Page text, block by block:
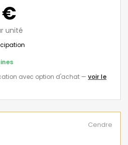
€
unité
avec option d'achat — voir le
Cendre